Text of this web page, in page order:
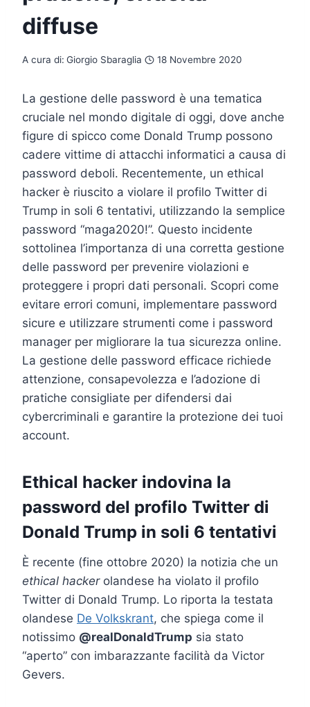
diffuse
A cura di: Giorgio Sbaraglia 18 Novembre 2020
La gestione delle password è una tematica
cruciale nel mondo digitale di oggi, dove anche
figure di spicco come Donald Trump possono
cadere vittime di attacchi informatici a causa di
password deboli. Recentemente, un ethical
hacker è riuscito a violare il profilo Twitter di
Trump in soli 6 tentativi, utilizzando la semplice
password “maga2020!”. Questo incidente
sottolinea l’importanza di una corretta gestione
delle password per prevenire violazioni e
proteggere i propri dati personali. Scopri come
evitare errori comuni, implementare password
sicure e utilizzare strumenti come i password
manager per migliorare la tua sicurezza online.
La gestione delle password efficace richiede
attenzione, consapevolezza e l’adozione di
pratiche consigliate per difendersi dai
cybercriminali e garantire la protezione dei tuoi
account.
Ethical hacker indovina la
password del profilo Twitter di
Donald Trump in soli 6 tentativi
È recente (fine ottobre 2020) la notizia che un
ethical hackerolandese ha violato il profilo
Twitter di Donald Trump. Lo riporta la testata
olandese De Volkskrant, che spiega come il
notissimo @realDonaldTrump sia stato
“aperto” con imbarazzante facilità da Victor
Gevers.